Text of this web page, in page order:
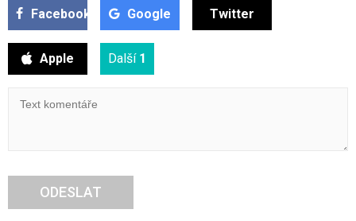
Facebook Google Twitter
Apple Další 1
ODESLAT